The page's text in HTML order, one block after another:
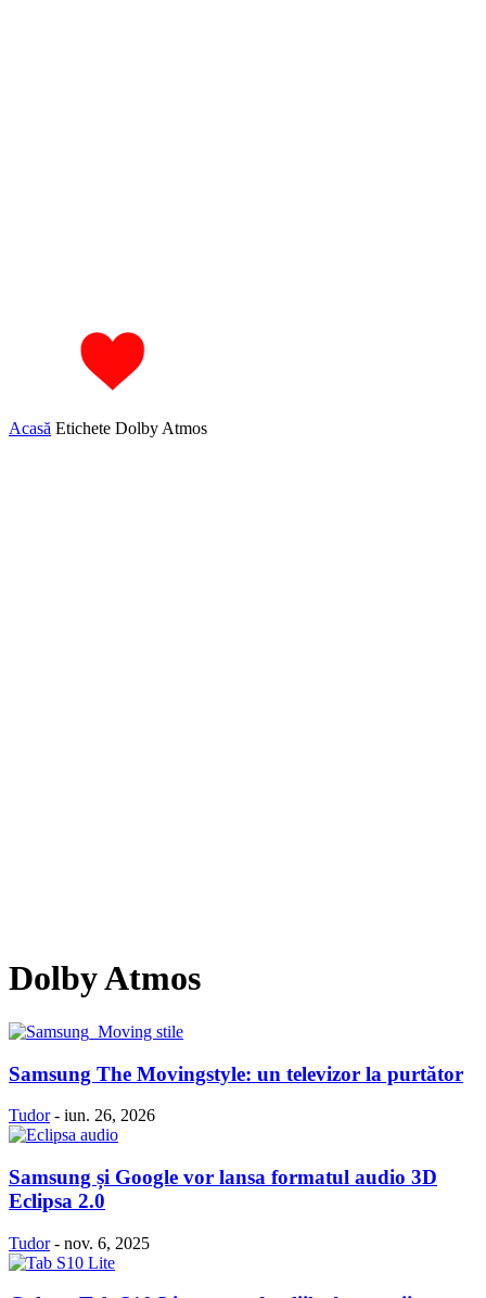
Acasă Etichete Dolby Atmos
Dolby Atmos
Samsung The Movingstyle: un televizor la purtător
Tudor - iun. 26, 2026
Samsung și Google vor lansa formatul audio 3D
Eclipsa 2.0
Tudor - nov. 6, 2025